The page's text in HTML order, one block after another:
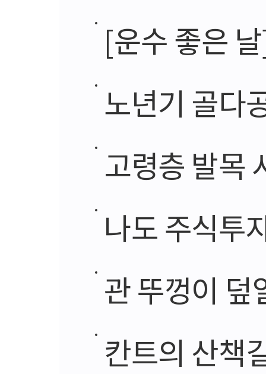
[운수 좋은
노년기 골다
고령층 발목
나도 주식투
관 뚜껑이 덮
칸트의 산책